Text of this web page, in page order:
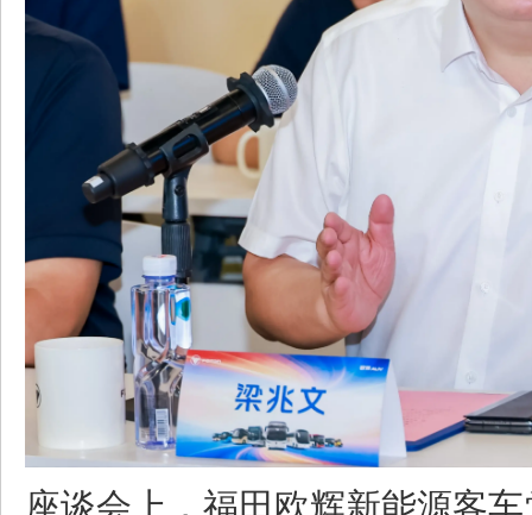
座谈会上，福田欧辉新能源客